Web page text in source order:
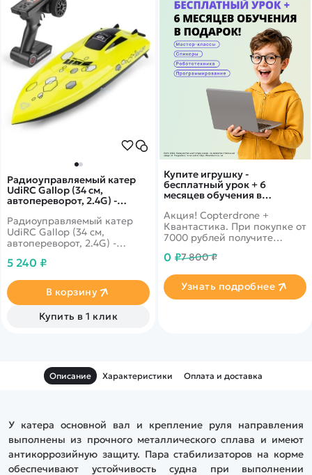
Купите игрушку -
бесплатный урок + 6
месяцев обучения в
Акция! Copterdrone +
Квантастика. При покупке от
7000 рублей получите
нашего партнера
0 ₽7 800 ₽
Узнать подробнее
Радиоуправляемый катер
UdiRC Gallop (34 см,
автопереворот, 2.4G) -
Радиоуправляемый катер
UdiRC Gallop (34 см,
автопереворот, 2.4G) -
катер от компании UdiRC,
до 25 км/ч. Переработанный
дизайн и гдродинамическая
форма кабины обеспечивает
низкое сопротивление
агрегатный отсек и крепится
на двух поворотных
зажимах.
5 240 ₽
В корзину
Купить в 1 клик
Описание Характеристики Оплата и доставка
У катера основной вал и крепление руля направления
выполнены из прочного металлического сплава и имеют
антикоррозийную защиту. Пара стабилизаторов на корме
обеспечивают устойчивость судна при выполнении